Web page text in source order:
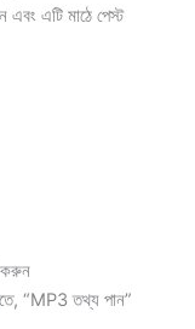
এটি মাঠে পেস্ট
করুন
“MP3 তথ্য পান”